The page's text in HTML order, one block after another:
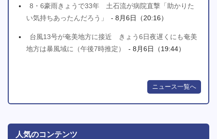
8・6豪雨きょうで33年 土石流が病院直撃「助かりた
い気持ちあったんだろう」
- 8月6日（20:16）
台風13号が奄美地方に接近 きょう6日夜遅くにも奄美
地方は暴風域に（午後7時推定）
- 8月6日（19:44）
ニュース一覧へ
人気のコンテンツ